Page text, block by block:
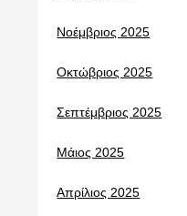
Νοέμβριος 2025
Οκτώβριος 2025
Σεπτέμβριος 2025
Μάιος 2025
Απρίλιος 2025